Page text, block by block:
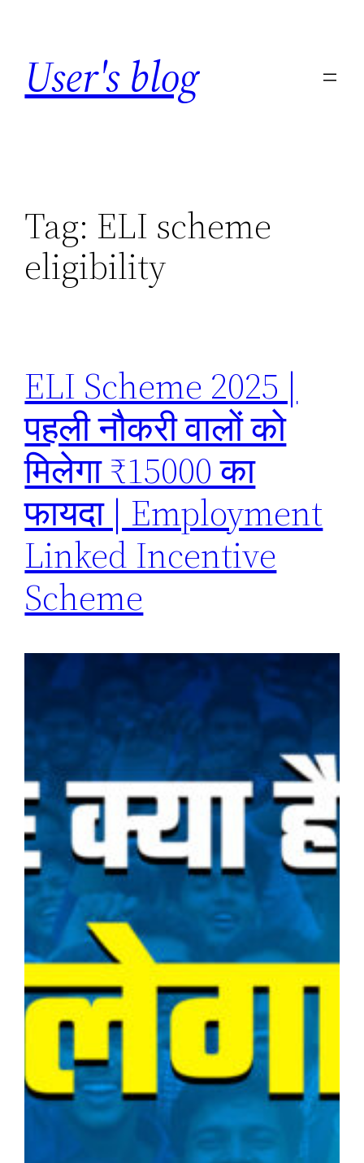
content
User's blog
Tag: ELI scheme
eligibility
ELI Scheme 2025 |
पहली नौकरी वालों को
मिलेगा ₹15000 का
फायदा | Employment
Linked Incentive
Scheme